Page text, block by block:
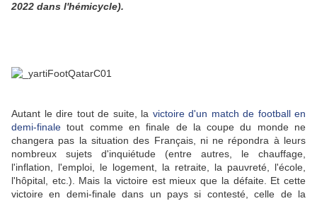
2022 dans l'hémicycle).
Autant le dire tout de suite, la victoire d'un match de football en
demi-finale tout comme en finale de la coupe du monde ne
changera pas la situation des Français, ni ne répondra à leurs
nombreux sujets d'inquiétude (entre autres, le chauffage,
l'inflation, l'emploi, le logement, la retraite, la pauvreté, l'école,
l'hôpital, etc.). Mais la victoire est mieux que la défaite. Et cette
victoire en demi-finale dans un pays si contesté, celle de la